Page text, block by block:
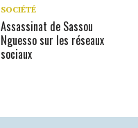
SOCIÉTÉ
Assassinat de Sassou
Nguesso sur les réseaux
sociaux